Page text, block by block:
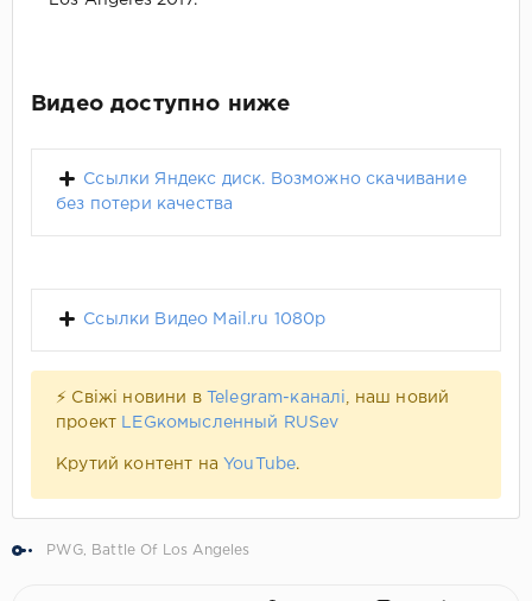
Видео доступно ниже
Ссылки Яндекс диск. Возможно скачивание
без потери качества
Ссылки Видео Mail.ru 1080p
⚡ Свіжі новини в Telegram-каналі
, наш новий
проект
LEGкомысленный RUSev
Крутий контент на YouTube.
PWG, Battle Of Los Angeles